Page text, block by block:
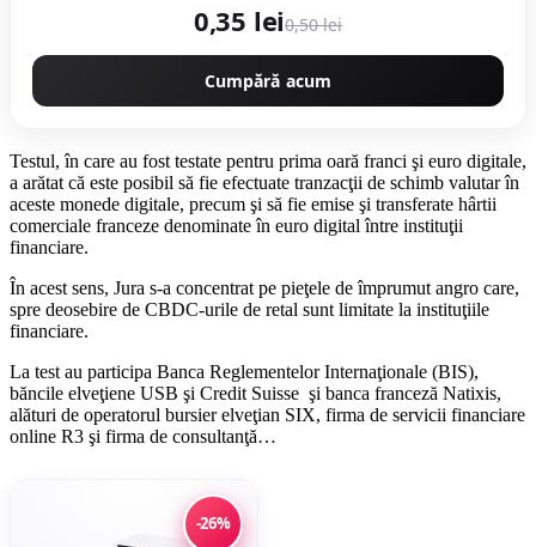
0,35 lei0,50 lei
Cumpără acum
Testul, în care au fost testate pentru prima oară franci şi euro digitale,
a arătat că este posibil să fie efectuate tranzacţii de schimb valutar în
aceste monede digitale, precum şi să fie emise şi transferate hârtii
comerciale franceze denominate în euro digital între instituţii
financiare.
În acest sens, Jura s-a concentrat pe pieţele de împrumut angro care,
spre deosebire de CBDC-urile de retal sunt limitate la instituţiile
financiare.
La test au participa Banca Reglementelor Internaţionale (BIS),
băncile elveţiene USB şi Credit Suisse şi banca franceză Natixis,
alături de operatorul bursier elveţian SIX, firma de servicii financiare
online R3 şi firma de consultanţă…
-26%